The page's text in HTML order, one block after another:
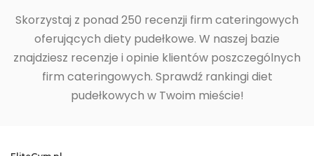
Skorzystaj z ponad 250 recenzji firm cateringowych
oferujących diety pudełkowe. W naszej bazie
znajdziesz recenzje i opinie klientów poszczególnych
firm cateringowych. Sprawdź rankingi diet
pudełkowych w Twoim mieście!